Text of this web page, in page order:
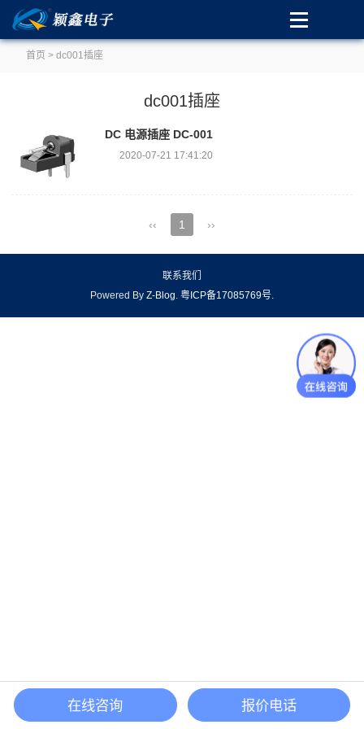
首页 > dc001插座
dc001插座
DC 电源插座 DC-001
2020-07-21 17:41:20
‹‹ 1 ››
联系我们
Powered By Z-Blog. 粤ICP备17085769号.
在线咨询 报价电话